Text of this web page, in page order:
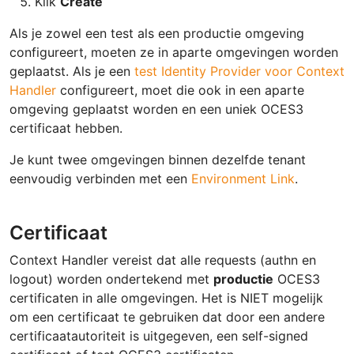
Als je zowel een test als een productie omgeving
configureert, moeten ze in aparte omgevingen worden
geplaatst. Als je een test Identity Provider voor Context
Handler configureert, moet die ook in een aparte
omgeving geplaatst worden en een uniek OCES3
certificaat hebben.
Je kunt twee omgevingen binnen dezelfde tenant
eenvoudig verbinden met een Environment Link.
Certificaat
Context Handler vereist dat alle requests (authn en
logout) worden ondertekend met productie OCES3
certificaten in alle omgevingen. Het is NIET mogelijk
om een certificaat te gebruiken dat door een andere
certificaatautoriteit is uitgegeven, een self-signed